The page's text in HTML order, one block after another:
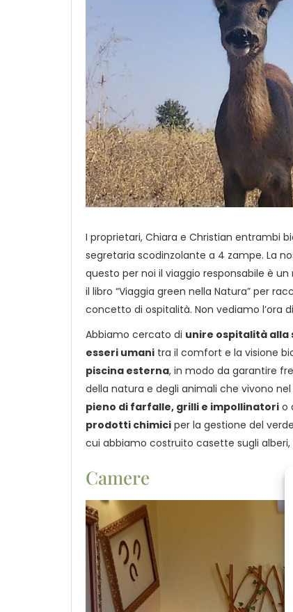
I proprietari, Chiara e Christian entrambi
segretaria scodinzolante a 4 zampe. La
questo per noi il viaggio responsabile è
il libro “Viaggia green nella Natura” per
concetto di ospitalità. Non vediamo l’ora
Abbiamo cercato di unire ospitalità alla
esseri umani tra il comfort e la visione
piscina esterna, in modo da garantire
della natura e degli animali che vivono
pieno di farfalle, grilli e impollinatori o
prodotti chimici per la gestione del
cui abbiamo costruito casette sugli alberi,
Camere